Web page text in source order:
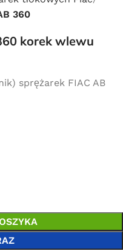
360
korek wlewu
sprężarek FIAC AB